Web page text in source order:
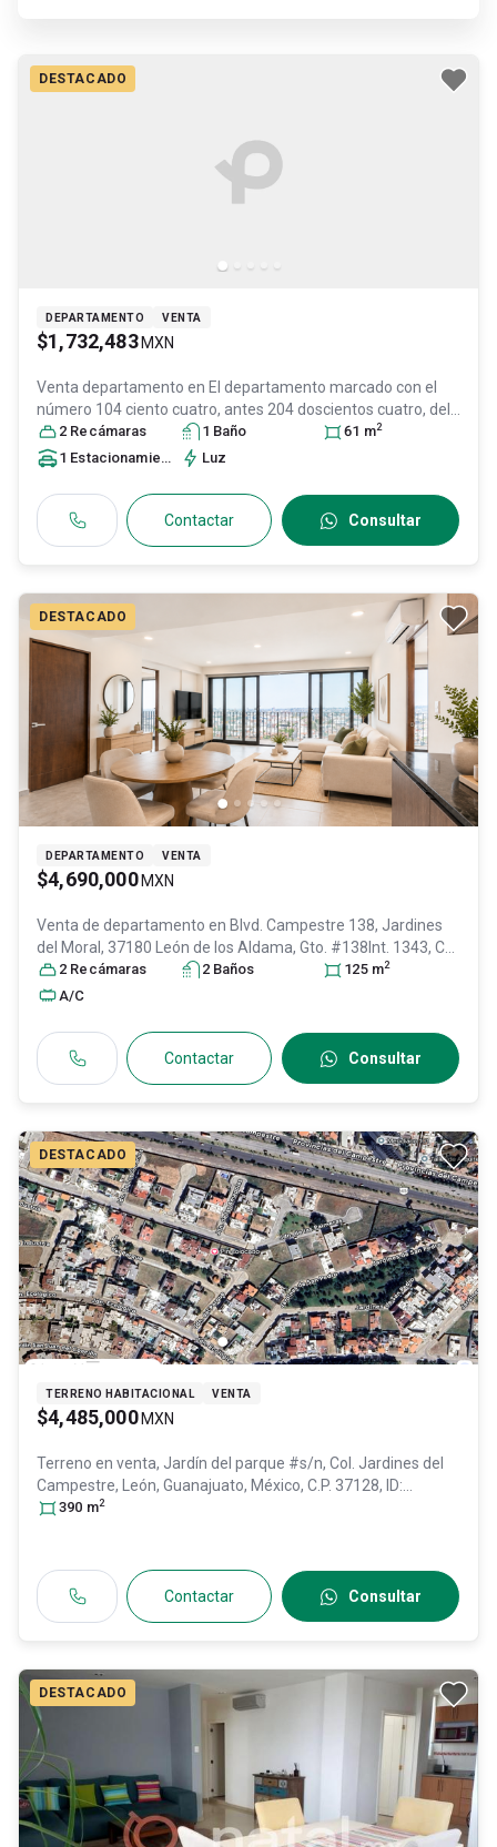
DESTACADO
DEPARTAMENTO VENTA
$1,732,483 MXN
Venta departamento en El departamento marcado con el
número 104 ciento cuatro, antes 204 doscientos cuatro, del
Edificio d, Col. Jardines del Moral,
, Guanajuato
C.P. 37160, ID:31568714
2 Recámaras 1 Baño 61 m2
1 Estacionamiento Luz
Contactar Consultar
DESTACADO
DEPARTAMENTO VENTA
$4,690,000 MXN
Venta de departamento en Blvd. Campestre 138, Jardines
del Moral, 37180 León de los Aldama, Gto. #138Int. 1343, Col.
Jardines del Moral,
León, Guanajuato , México, C.P. 37160
31460781
2 Recámaras 2 Baños 125 m2
A/C
Contactar Consultar
DESTACADO
TERRENO HABITACIONAL VENTA
$4,485,000 MXN
Terreno en venta, Jardín del parque #s/n, Col. Jardines del
Campestre,
León, Guanajuato, México, C.P. 37128, ID:
31464775
390 m2
Contactar Consultar
DESTACADO